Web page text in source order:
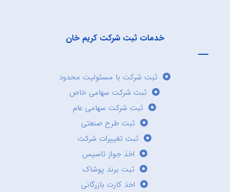
خدمات ثبت شرکت کریم خان
ثبت شرکت با مسئولیت محدود
ثبت شرکت سهامی خاص
ثبت شرکت سهامی عام
ثبت طرح صنعتی
ثبت تغییرات شرکت
اخذ جواز تاسیس
ثبت برند پوشاک
اخذ کارت بازرگانی